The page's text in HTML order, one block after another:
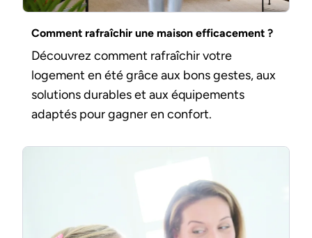
Comment rafraîchir une maison efficacement ?
Découvrez comment rafraîchir votre
logement en été grâce aux bons gestes, aux
solutions durables et aux équipements
adaptés pour gagner en confort.